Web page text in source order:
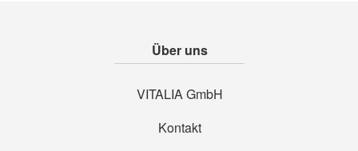
Über uns
VITALIA GmbH
Kontakt